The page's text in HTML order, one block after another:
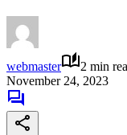
webmaster
2 min
November 24, 2023